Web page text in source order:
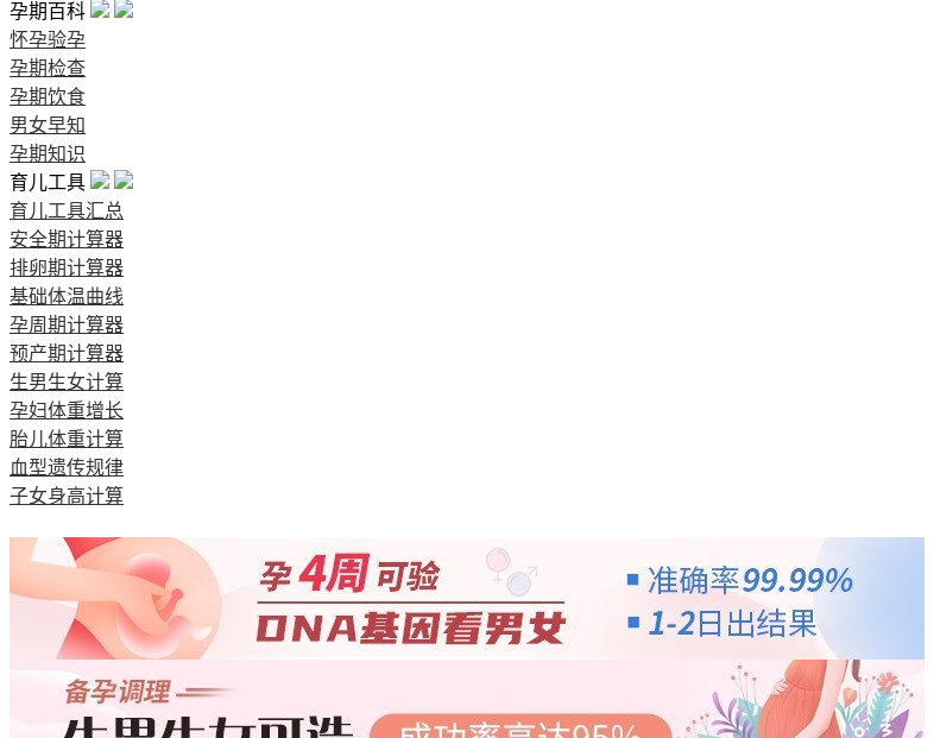
孕期百科
怀孕验孕
孕期检查
孕期饮食
男女早知
孕期知识
育儿工具
育儿工具汇总
安全期计算器
排卵期计算器
基础体温曲线
孕周期计算器
预产期计算器
生男生女计算
孕妇体重增长
胎儿体重计算
血型遗传规律
子女身高计算